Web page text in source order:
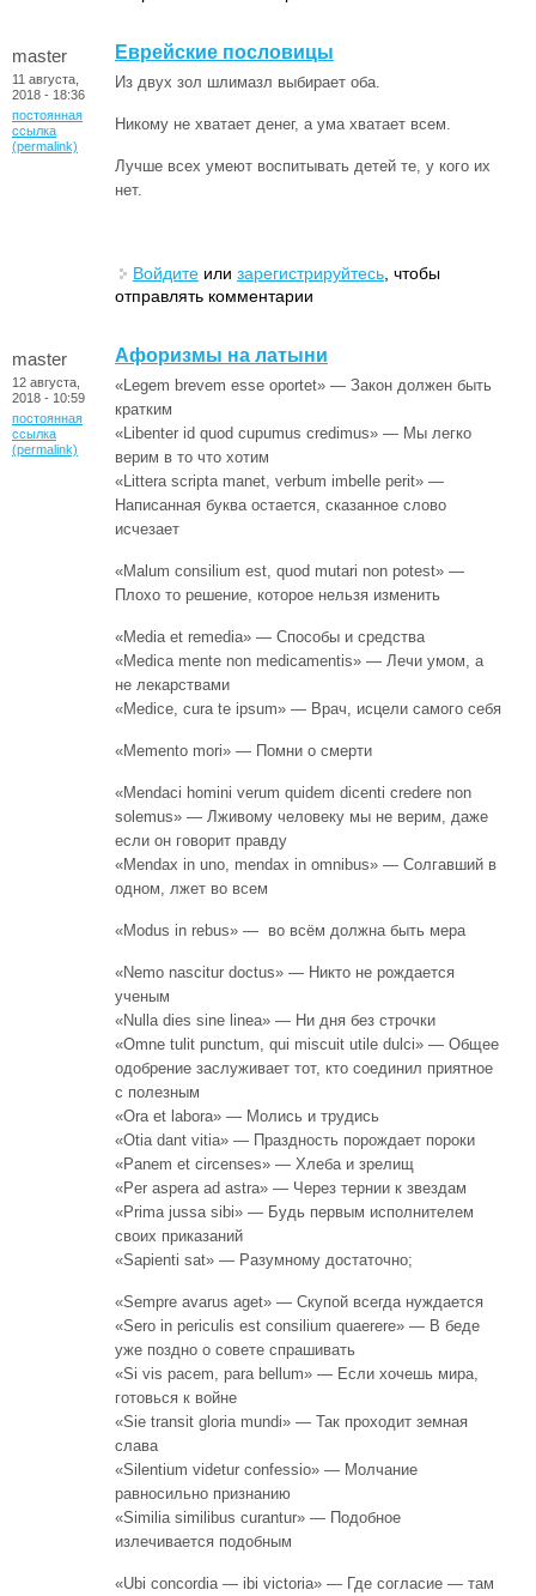
master
11 августа,
2018 - 18:36
постоянная
ссылка
(permalink)
Еврейские пословицы
Из двух зол шлимазл выбирает оба.
Никому не хватает денег, а ума хватает всем.
Лучше всех умеют воспитывать детей те, у кого их
нет.
Войдите или зарегистрируйтесь , чтобы
отправлять комментарии
master
12 августа,
2018 - 10:59
постоянная
ссылка
(permalink)
Афоризмы на латыни
«Legem brevem esse oportet» — Закон должен быть
кратким
«Libenter id quod cupumus credimus» — Мы легко
верим в то что хотим
«Littera scripta manet, verbum imbelle perit» —
Написанная буква остается, сказанное слово
исчезает
«Malum consilium est, quod mutari non potest» —
Плохо то решение, которое нельзя изменить
«Media et remedia» — Способы и средства
«Medica mente non medicamentis» — Лечи умом, а
не лекарствами
«Medice, cura te ipsum» — Врач, исцели самого себя
«Memento mori» — Помни о смерти
«Mendaci homini verum quidem dicenti credere non
solemus» — Лживому человеку мы не верим, даже
если он говорит правду
«Mendax in uno, mendax in omnibus» — Солгавший в
одном, лжет во всем
«Modus in rebus» — во всём должна быть мера
«Nemo nascitur doctus» — Никто не рождается
ученым
«Nulla dies sine linea» — Ни дня без строчки
«Omne tulit punctum, qui miscuit utile dulci» — Общее
одобрение заслуживает тот, кто соединил приятное
с полезным
«Ora et labora» — Молись и трудись
«Otia dant vitia» — Праздность порождает пороки
«Panem et circenses» — Хлеба и зрелищ
«Per aspera ad astra» — Через тернии к звездам
«Prima jussa sibi» — Будь первым исполнителем
своих приказаний
«Sapienti sat» — Разумному достаточно;
«Sempre avarus aget» — Скупой всегда нуждается
«Sero in periculis est consilium quaerere» — В беде
уже поздно о совете спрашивать
«Si vis pacem, para bellum» — Если хочешь мира,
готовься к войне
«Sie transit gloria mundi» — Так проходит земная
слава
«Silentium videtur confessio» — Молчание
равносильно признанию
«Similia similibus curantur» — Подобное
излечивается подобным
«Ubi concordia — ibi victoria» — Где согласие — там